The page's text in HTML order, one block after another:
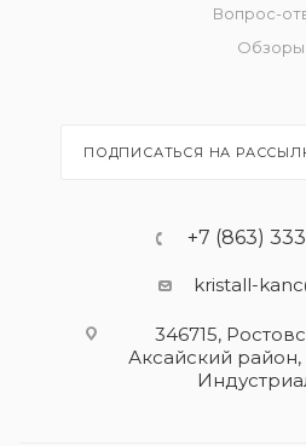
Вопрос-
Обзоры
ПОДПИСАТЬСЯ НА
+7 (863)
kristall-
346715,
Аксайский